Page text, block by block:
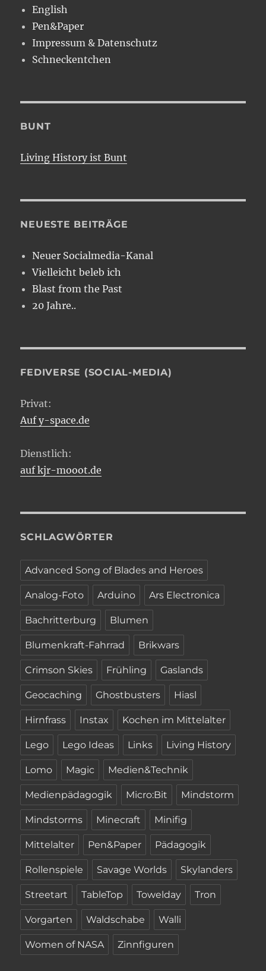
English
Pen&Paper
Impressum & Datenschutz
Schneckentchen
BUNT
Living History ist Bunt
NEUESTE BEITRÄGE
Neuer Socialmedia-Kanal
Vielleicht beleb ich
Blast from the Past
20 Jahre..
FEDIVERSE (SOCIAL-MEDIA)
Privat:
Auf y-space.de
Dienstlich:
auf kjr-mooot.de
SCHLAGWÖRTER
Advanced Song of Blades and Heroes
Analog-Foto Arduino Ars Electronica
Bachritterburg Blumen
Blumenkraft-Fahrrad Brikwars
Crimson Skies Frühling Gaslands
Geocaching Ghostbusters Hiasl
Hirnfrass Instax Kochen im Mittelalter
Lego Lego Ideas Links Living History
Lomo Magic Medien&Technik
Medienpädagogik Micro:Bit Mindstorm
Mindstorms Minecraft Minifig
Mittelalter Pen&Paper Pädagogik
Rollenspiele Savage Worlds Skylanders
Streetart TableTop Towelday Tron
Vorgarten Waldschabe Walli
Women of NASA Zinnfiguren